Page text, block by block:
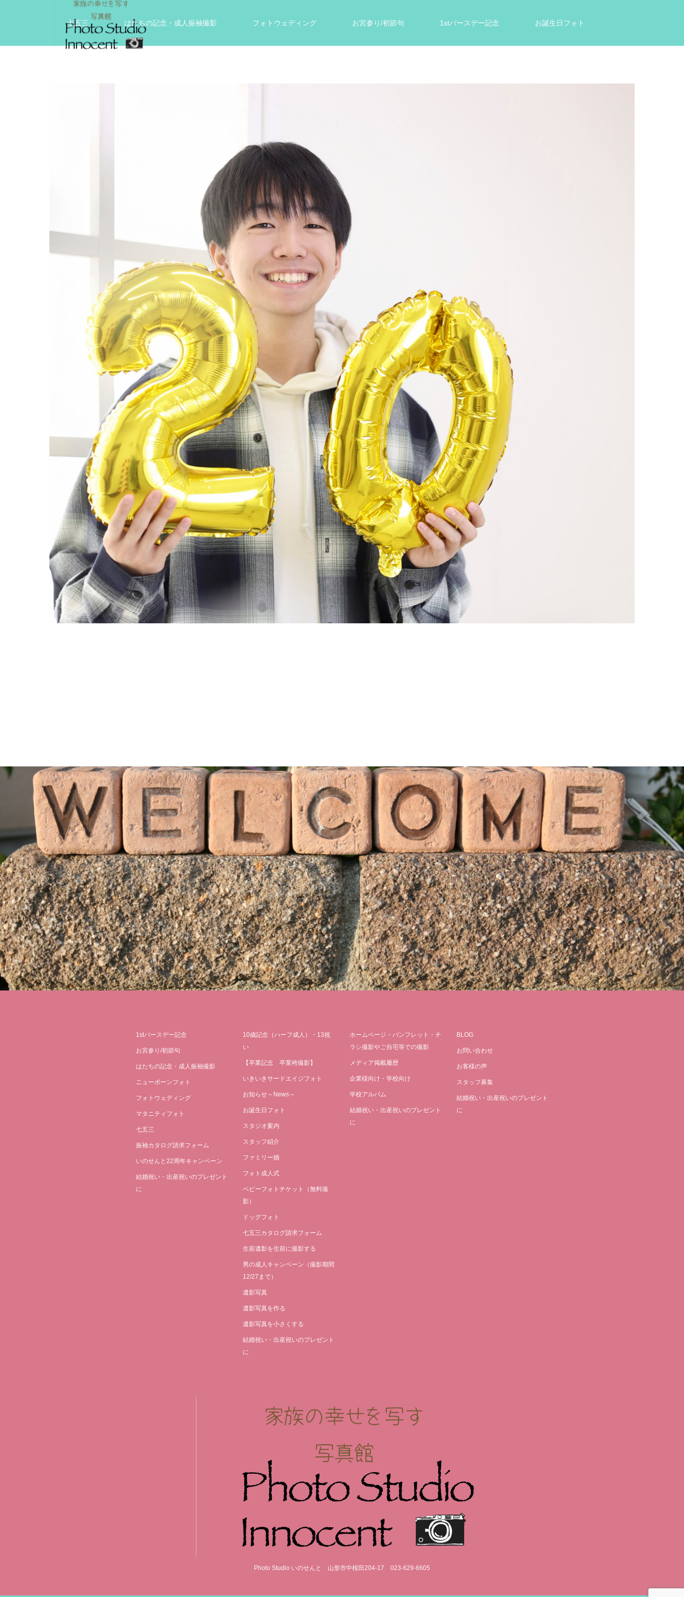
七五三 はたちの記念・成人振袖撮影 フォトウェディング お宮参り/初節句 1stバースデー記念 お誕生日フォト
1stバースデー記念
お宮参り/初節句
はたちの記念・成人振袖撮影
ニューボーンフォト
フォトウェディング
マタニティフォト
七五三
振袖カタログ請求フォーム
いのせんと22周年キャンペーン
結婚祝い・出産祝いのプレゼント
に
10歳記念（ハーフ成人）・13祝
い
【卒業記念 卒業袴撮影】
いきいきサードエイジフォト
お知らせ～News～
お誕生日フォト
スタジオ案内
スタッフ紹介
ファミリー婚
フォト成人式
ベビーフォトチケット（無料撮
影）
ドッグフォト
七五三カタログ請求フォーム
生前遺影を生前に撮影する
男の成人キャンペーン（撮影期間
12/27まで）
遺影写真
遺影写真を作る
遺影写真を小さくする
結婚祝い・出産祝いのプレゼント
に
ホームページ・パンフレット・チ
ラシ撮影やご自宅等での撮影
メディア掲載履歴
企業様向け・学校向け
学校アルバム
結婚祝い・出産祝いのプレゼント
に
BLOG
お問い合わせ
お客様の声
スタッフ募集
結婚祝い・出産祝いのプレゼント
に
Photo Studio いのせんと 山形市中桜田204-17 023-629-6605